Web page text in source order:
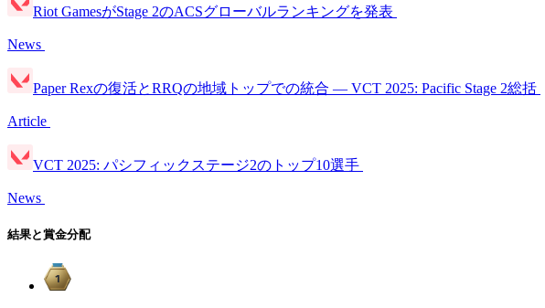
Riot GamesがStage 2のACSグローバルランキングを発表
News
Paper Rexの復活とRRQの地域トップでの統合 — VCT 2025: Pacific Stage 2総括
Article
VCT 2025: パシフィックステージ2のトップ10選手
News
結果と賞金分配